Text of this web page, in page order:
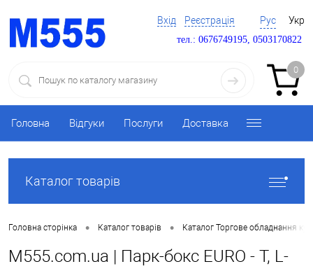
Вхід Реєстрація Рус Укр
тел.: 0676749195, 0503170822
0
Головна Відгуки Послуги Доставка
Каталог товарів
Головна сторінка • Каталог товарів • Каталог Торгове обладнання
M555.com.ua | Парк-бокс EURO - T, L-